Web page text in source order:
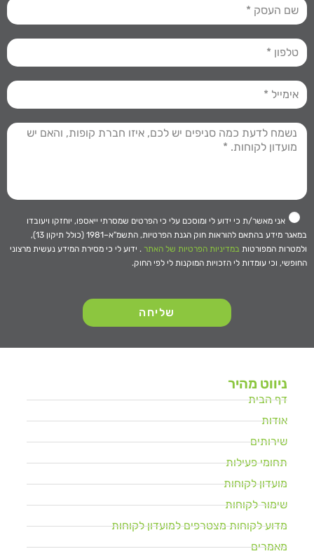
אני מאשר/ת כי ידוע לי ומוסכם עלי כי הפרטים שמסרתי ייאספו, יוחזקו ויעובדו
במאגר מידע בהתאם להוראות חוק הגנת הפרטיות, התשמ"א–1981 (כולל תיקון 13),
ולמטרות המפורטות במדיניות הפרטיות של האתר . ידוע לי כי מסירת המידע נעשית מרצוני
החופשי, וכי עומדות לי הזכויות המוקנות לי לפי החוק.
שליחה
ניווט מהיר
דף הבית
אודות
שירותים
תחומי פעילות
מועדון לקוחות
שימור לקוחות
מדוע לקוחות מצטרפים למועדון לקוחות
מאמרים